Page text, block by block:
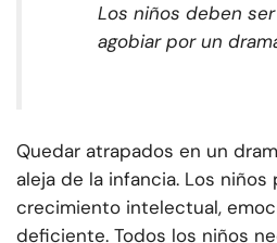
Los niños deben
agobiar por un
Quedar atrapados en un
aleja de la infancia. Los
crecimiento intelectual,
deficiente. Todos los niños